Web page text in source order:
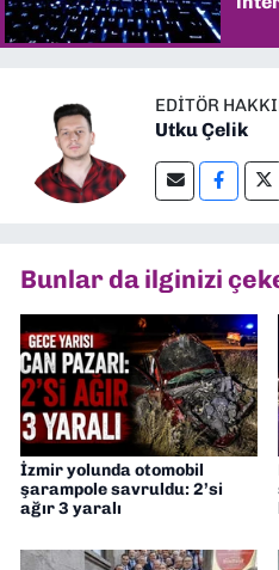
EDITÖR
Utku Çelik
Bunlar da ilginizi
İzmir yolunda otomobil
şarampole savruldu: 2’si
ağır 3 yaralı